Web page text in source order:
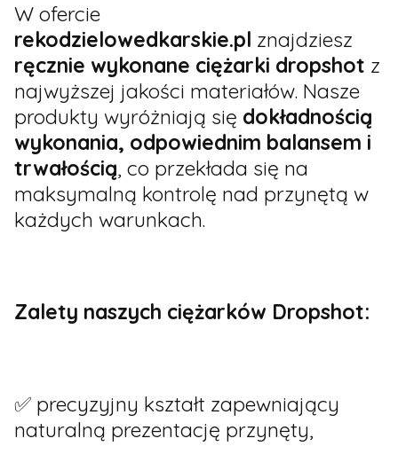
W ofercie
rekodzielowedkarskie.pl znajdziesz
ręcznie wykonane ciężarki dropshot z
najwyższej jakości materiałów. Nasze
produkty wyróżniają się dokładnością
wykonania, odpowiednim balansem i
trwałością, co przekłada się na
maksymalną kontrolę nad przynętą w
każdych warunkach.
Zalety naszych ciężarków Dropshot:
✅ precyzyjny kształt zapewniający
naturalną prezentację przynęty,